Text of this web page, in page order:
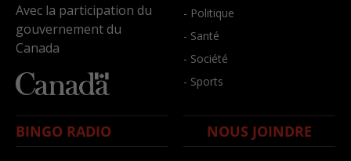
Avec la participation du
gouvernement du
Canada
- Politique
- Santé
- Société
- Sports
BINGO RADIO NOUS JOINDRE